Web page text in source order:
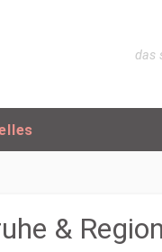
das
& Region